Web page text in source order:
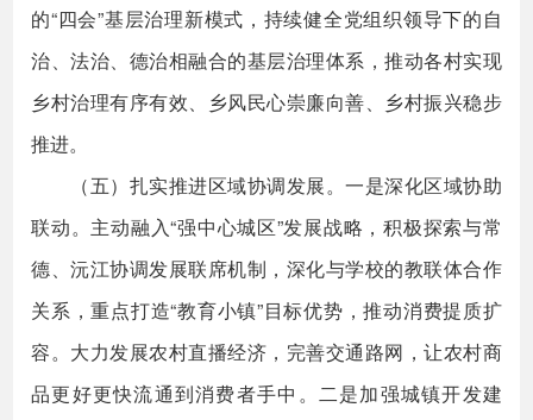
的“四会”基层治理新模式，持续健全党组织领导下的自
治、法治、德治相融合的基层治理体系，推动各村实现
乡村治理有序有效、乡风民心崇廉向善、乡村振兴稳步
推进。
（五）扎实推进区域协调发展。一是深化区域协助
联动。主动融入“强中心城区”发展战略，积极探索与常
德、沅江协调发展联席机制，深化与学校的教联体合作
关系，重点打造“教育小镇”目标优势，推动消费提质扩
容。大力发展农村直播经济，完善交通路网，让农村商
品更好更快流通到消费者手中。二是加强城镇开发建